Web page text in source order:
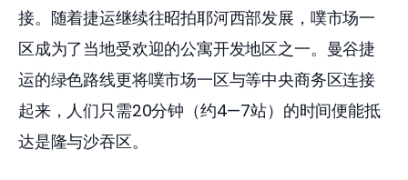
接。随着捷运继续往昭拍耶河西部发展，噗市场一
区成为了当地受欢迎的公寓开发地区之一。曼谷捷
运的绿色路线更将噗市场一区与等中央商务区连接
起来，人们只需20分钟（约4—7站）的时间便能抵
达是隆与沙吞区。